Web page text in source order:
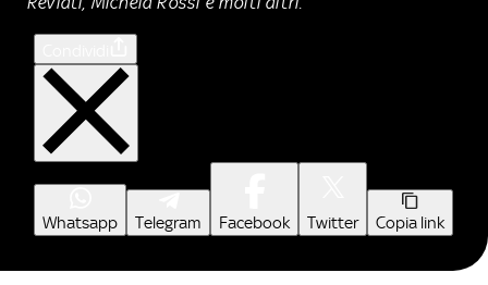
Whatsapp Telegram Facebook Twitter Copia link